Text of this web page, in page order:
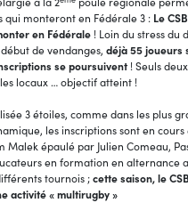
qui monteront en Fédérale 3 : Le
en Fédérale ! Loin du stress du
de vendanges, déjà 55 joueurs
se poursuivent ! Seuls
locaux … objectif atteint !
3 étoiles, comme dans les plus
les inscriptions sont en
Malek épaulé par Julien Comeau,
en formation en alternance
tournois ;cette saison, le
activité « multirugby »